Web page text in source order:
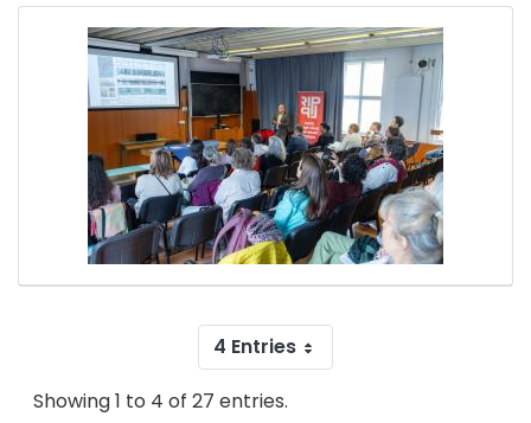
4 Entries
Showing 1 to 4 of 27 entries.